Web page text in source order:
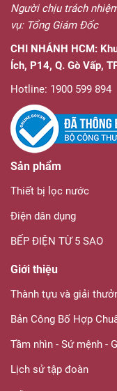
Người chịu trách
vụ: Tổng Giám Đốc
CHI NHÁNH HCM:
Ích, P14, Q. Gò Vấp,
Hotline: 1900 599 894
Sản phẩm
Thiết bị lọc nước
Điện dân dụng
BẾP ĐIỆN TỪ 5 SAO
Giới thiệu
Thành tựu và giải
Bản Công Bố Hợp
Tầm nhìn - Sứ mệnh -
Lịch sử tập đoàn